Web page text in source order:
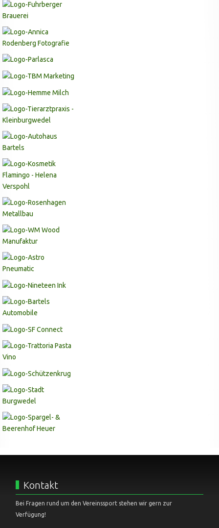
Kontakt
Bei Fragen rund um den Vereinssport stehen wir gern zur
Verfügung!